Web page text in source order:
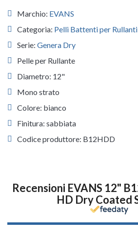
Marchio: EVANS
Categoria: Pelli Battenti per Rullanti
Serie: Genera Dry
Pelle per Rullante
Diametro: 12"
Mono strato
Colore: bianco
Finitura: sabbiata
Codice produttore: B12HDD
Recensioni EVANS 12"
HD Dry Coated